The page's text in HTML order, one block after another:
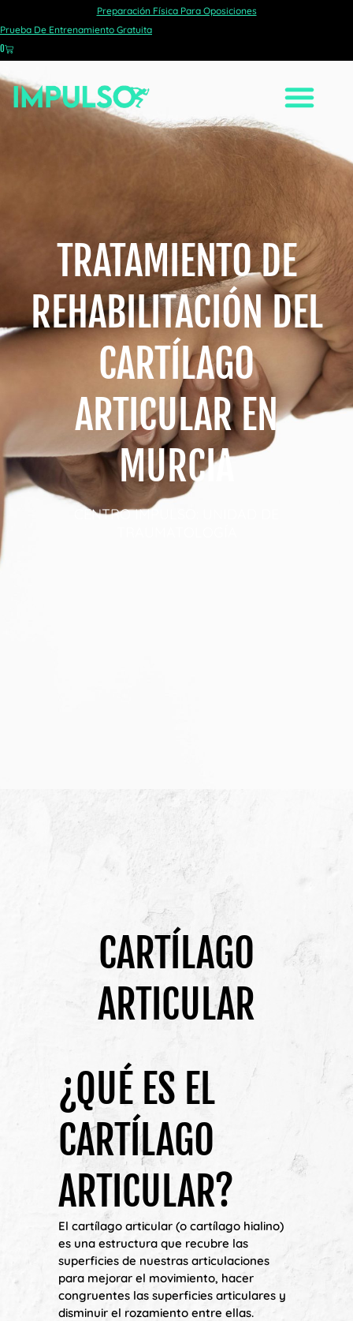
Preparación Física Para Oposiciones
Prueba De Entrenamiento Gratuita
0
TRATAMIENTO DE
REHABILITACIÓN DEL
CARTÍLAGO
ARTICULAR EN
MURCIA
CENTRO IMPULSO: UNIDAD DE
CARTÍLAGO
ARTICULAR
¿QUÉ ES EL
CARTÍLAGO
ARTICULAR?
El cartílago articular (o cartílago hialino)
es una estructura que recubre las
superficies de nuestras articulaciones
para mejorar el movimiento, hacer
congruentes las superficies articulares y
disminuir el rozamiento entre ellas.